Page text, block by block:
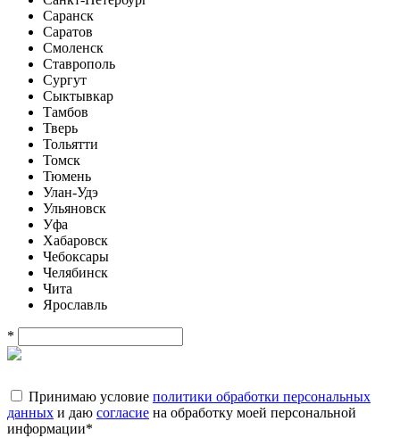
Саранск
Саратов
Смоленск
Ставрополь
Сургут
Сыктывкар
Тамбов
Тверь
Тольятти
Томск
Тюмень
Улан-Удэ
Ульяновск
Уфа
Хабаровск
Чебоксары
Челябинск
Чита
Ярославль
*
Принимаю условие политики обработки персональных
данных и даю согласие на обработку моей персональной
информации*